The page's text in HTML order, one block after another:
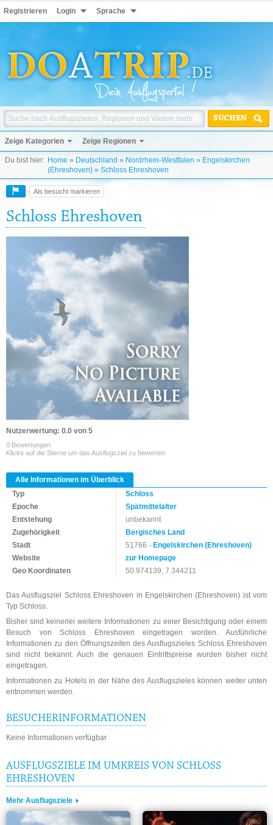
Registrieren Login Sprache
SUCHEN
Zeige Kategorien Zeige Regionen
Du bist hier: Home » Deutschland » Nordrhein-Westfalen » Engelskirchen
(Ehreshoven) » Schloss Ehreshoven
Als besucht markieren
Schloss Ehreshoven
Nutzerwertung: 0.0 von 5
0 Bewertungen
Klicke auf die Sterne um das Ausflugsziel zu bewerten
Alle Informationen im Überblick
Typ
Schloss
Epoche
Spätmittelalter
Entstehung
unbekannt
Zugehörigkeit
Bergisches Land
Stadt
51766 - Engelskirchen (Ehreshoven)
Website
zur Homepage
Geo Koordinaten
50.974139, 7.344211
Das Ausflugsziel Schloss Ehreshoven in Engelskirchen (Ehreshoven) ist vom
Typ Schloss.
Bisher sind keinerlei weitere Informationen zu einer Besichtigung oder einem
Besuch von Schloss Ehreshoven eingetragen worden. Ausführliche
Informationen zu den Öffnungszeiten des Ausflugszieles Schloss Ehreshoven
sind nicht bekannt. Auch die genauen Eintrittspreise wurden bisher nicht
eingetragen.
Informationen zu Hotels in der Nähe des Ausflugszieles können weiter unten
entnommen werden.
BESUCHERINFORMATIONEN
Keine Informationen verfügbar
AUSFLUGSZIELE IM UMKREIS VON SCHLOSS
EHRESHOVEN
Mehr Ausflugsziele